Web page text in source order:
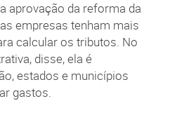
aprovação da reforma da
empresas tenham mais
calcular os tributos. No
disse, ela é
estados e municípios
gastos.